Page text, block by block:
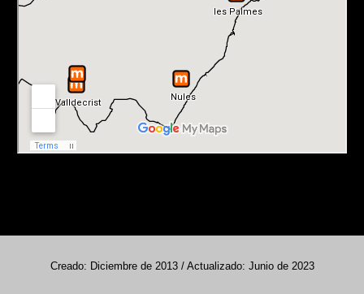
Creado: Diciembre de 2013 / Actualizado: Junio de 2023